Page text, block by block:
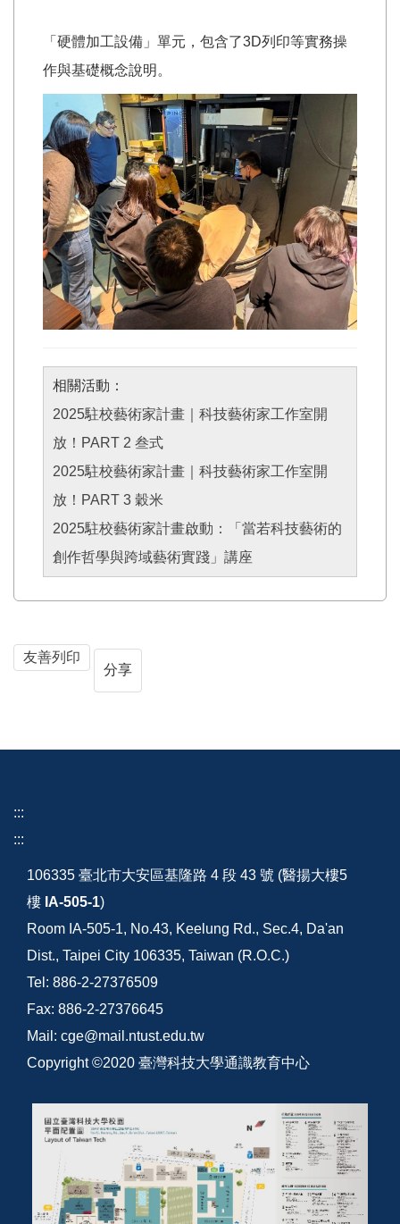
「硬體加工設備」單元，包含了3D列印等實務操
作與基礎概念說明。
相關活動：
2025駐校藝術家計畫｜科技藝術家工作室開
放！PART 2 叁式
2025駐校藝術家計畫｜科技藝術家工作室開
放！PART 3 穀米
2025駐校藝術家計畫啟動：「當若科技藝術的
創作哲學與跨域藝術實踐」講座
友善列印
分享
:::
:::
106335 臺北市大安區基隆路 4 段 43 號 (醫揚大樓5
樓 IA-505-1)
Room IA-505-1, No.43, Keelung Rd., Sec.4, Da'an
Dist., Taipei City 106335, Taiwan (R.O.C.)
Tel: 886-2-27376509
Fax: 886-2-27376645
Mail: cge@mail.ntust.edu.tw
Copyright ©2020 臺灣科技大學通識教育中心